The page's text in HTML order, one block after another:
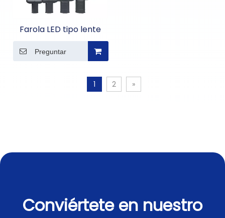
Farola LED tipo lente
Preguntar
1 2 »
Conviértete en nuestro